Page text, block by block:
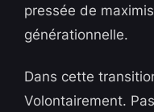
pressée de
générationnelle.
Dans cette
Volontairement.